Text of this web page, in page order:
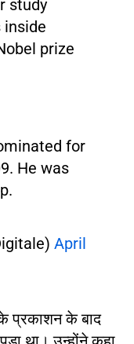
study
inside
prize
for
He was
April
प्रकाशन के बाद